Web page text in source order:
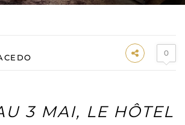
0
3 MAI, LE HÔTEL